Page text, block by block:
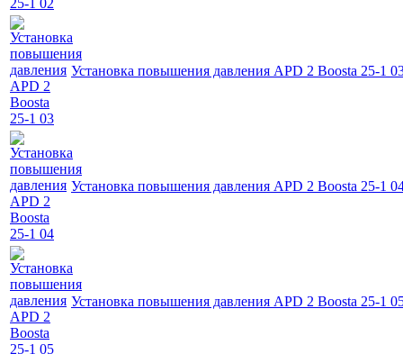
Установка повышения давления APD 2 Boosta 25-1
Установка повышения давления APD 2 Boosta 25-1
Установка повышения давления APD 2 Boosta 25-1